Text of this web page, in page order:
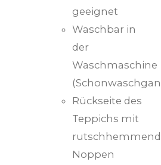
geeignet
Waschbar in
der
Waschmaschine
Rückseite des
Teppichs mit
Noppen